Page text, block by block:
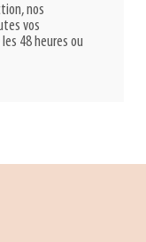
nos
vos
48 heures ou